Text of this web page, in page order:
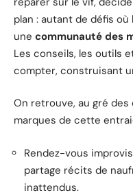
plan : autant de défis où
une communauté des
Les conseils, les outils
compter, construisant
On retrouve, au gré
marques de cette
Rendez-vous
partage récits de
inattendus.